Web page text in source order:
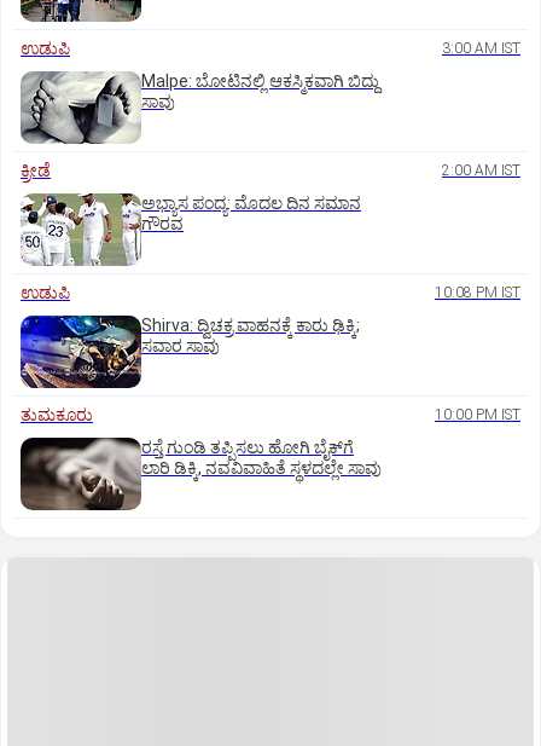
ಉಡುಪಿ 3:00 AM IST
Malpe: ಬೋಟಿನಲ್ಲಿ ಆಕಸ್ಮಿಕವಾಗಿ ಬಿದ್ದು
ಸಾವು
ಕ್ರೀಡೆ 2:00 AM IST
ಅಭ್ಯಾಸ ಪಂದ್ಯ: ಮೊದಲ ದಿನ ಸಮಾನ
ಗೌರವ
ಉಡುಪಿ 10:08 PM IST
Shirva: ದ್ವಿಚಕ್ರ ವಾಹನಕ್ಕೆ ಕಾರು ಢಿಕ್ಕಿ;
ಸವಾರ ಸಾವು
ತುಮಕೂರು 10:00 PM IST
ರಸ್ತೆ ಗುಂಡಿ ತಪ್ಪಿಸಲು ಹೋಗಿ ಬೈಕ್‌ಗೆ
ಲಾರಿ ಡಿಕ್ಕಿ, ನವವಿವಾಹಿತೆ ಸ್ಥಳದಲ್ಲೇ ಸಾವು